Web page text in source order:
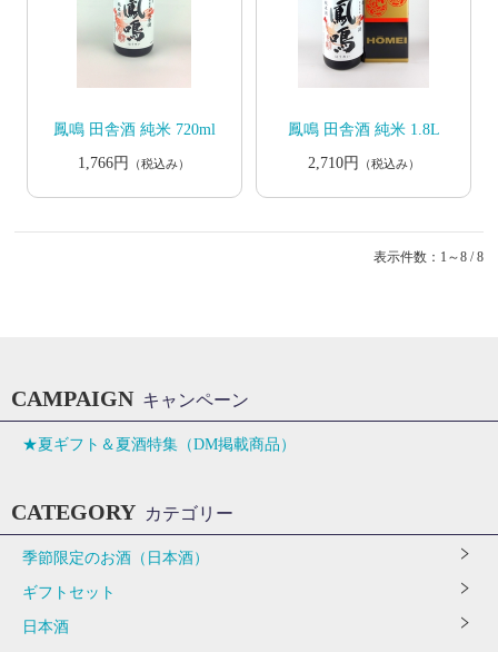
鳳鳴 田舎酒 純米 720ml
1,766円
（税込み）
鳳鳴 田舎酒 純米 1.8L
2,710円
（税込み）
表示件数：1～8 / 8
CAMPAIGN キャンペーン
★夏ギフト＆夏酒特集（DM掲載商品）
CATEGORY カテゴリー
季節限定のお酒（日本酒）
ギフトセット
日本酒